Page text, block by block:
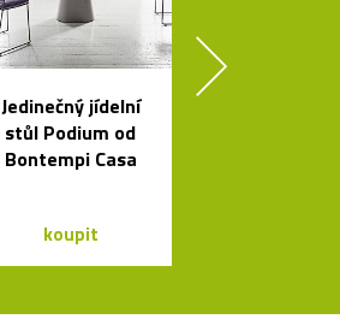
Jedinečný jídelní
stůl Podium od
Bontempi Casa
koupit